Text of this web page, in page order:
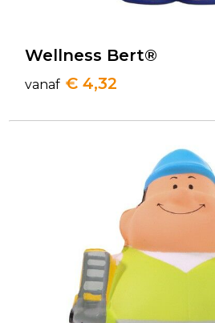
Wellness Bert®
vanaf € 4,32